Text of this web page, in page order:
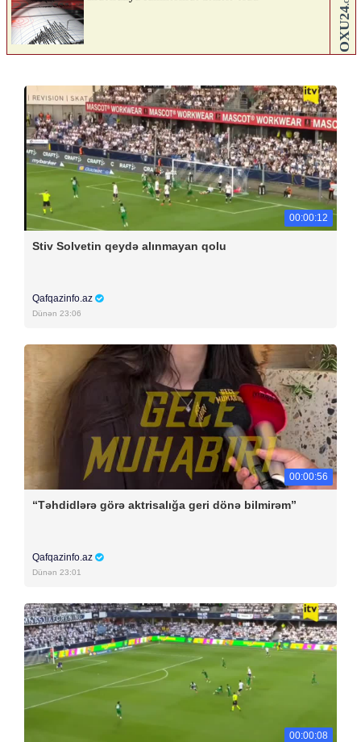
00:00:12
Stiv Solvetin qeydə alınmayan qolu
Qafqazinfo.az
Dünən 23:06
00:00:56
“Təhdidlərə görə aktrisalığa geri dönə bilmirəm”
Qafqazinfo.az
Dünən 23:01
00:00:08